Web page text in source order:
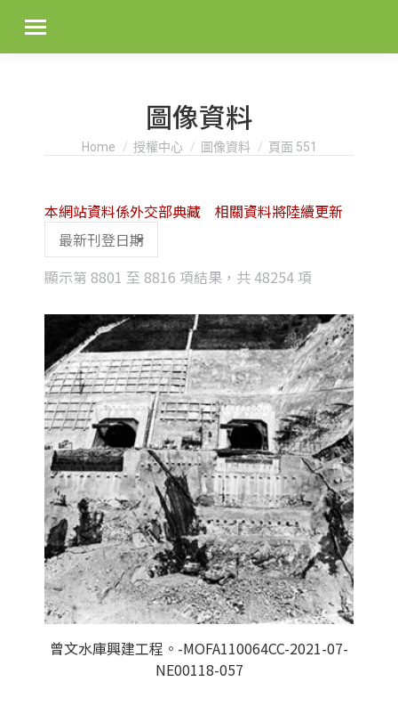
圖像資料
You are here:
Home 授權中心 圖像資料 頁面 551
顯示第 8801 至 8816 項結果，共 48254 項
latest
本網站資料係外交部典藏 相關資料將陸續更新
曾文水庫興建工程。-MOFA110064CC-2021-07-
NE00118-057